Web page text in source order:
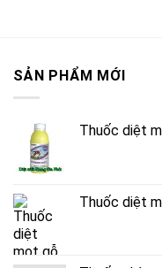
SẢN PHẨM MỚI
Thuốc diệt
Thuốc diệt